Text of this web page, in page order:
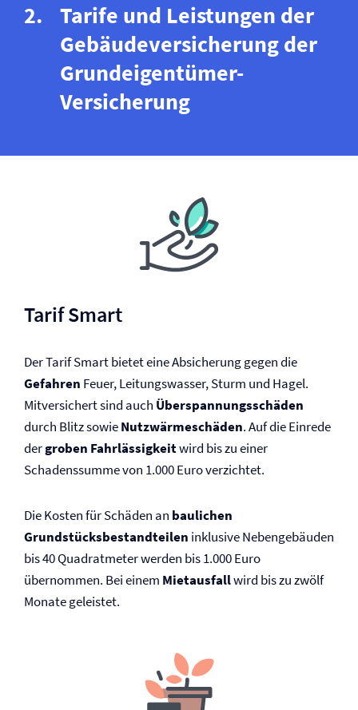
Tarife und Leistungen der
Gebäude­versicherung der
Grundeigentümer-
Versicherung
Tarif Smart
Der Tarif Smart bietet eine Absicherung gegen die
Gefahren Feuer, Leitungswasser, Sturm und Hagel.
Mitversichert sind auch Überspannungsschäden
durch Blitz sowieNutzwärmeschäden. Auf die Einrede
dergroben Fahrlässigkeitwird bis zu einer
Schadenssumme von 1.000 Euro verzichtet.
Die Kosten für Schäden an baulichen
Grundstücksbestandteilen inklusive Nebengebäuden
bis 40 Quadratmeter werden bis 1.000 Euro
übernommen. Bei einem Mietausfallwird bis zu zwölf
Monate geleistet.